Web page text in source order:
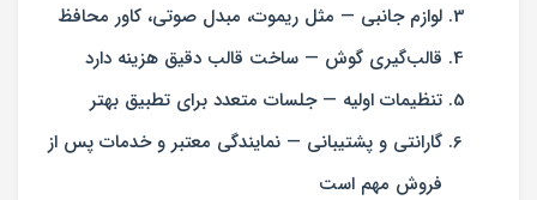
لوازم جانبی — مثل ریموت، مبدل صوتی، کاور محافظ
قالب‌گیری گوش — ساخت قالب دقیق هزینه دارد
تنظیمات اولیه — جلسات متعدد برای تطبیق بهتر
گارانتی و پشتیبانی — نمایندگی معتبر و خدمات پس از
فروش مهم است